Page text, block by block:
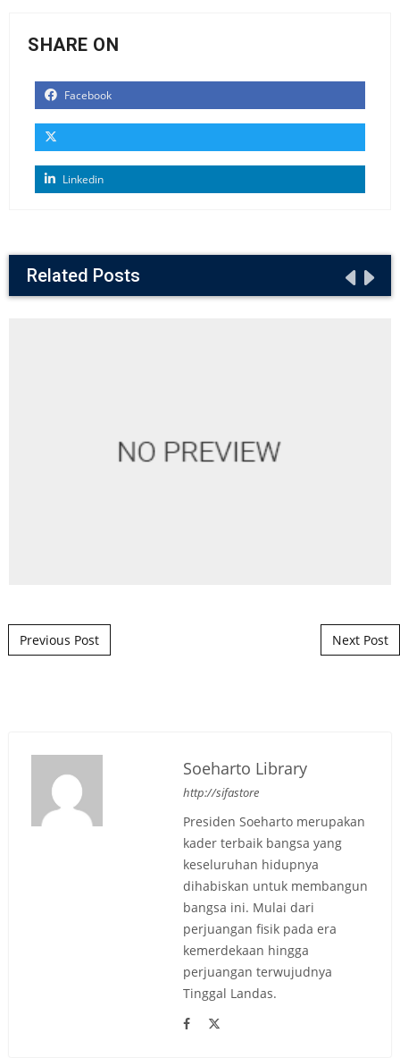
SHARE ON
Facebook
Linkedin
Related Posts
Post navigation
Previous Post Next Post
Soeharto Library
http://sifastore
Presiden Soeharto merupakan
kader terbaik bangsa yang
keseluruhan hidupnya
dihabiskan untuk membangun
bangsa ini. Mulai dari
perjuangan fisik pada era
kemerdekaan hingga
perjuangan terwujudnya
Tinggal Landas.